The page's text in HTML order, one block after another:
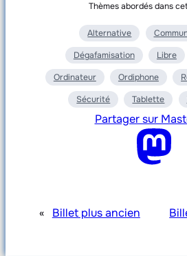
Thèmes abordés dans
Alternative
Dégafamisation Libre
Ordinateur Ordiphone
Sécurité Tablette
Partager sur
« Billet plus ancien